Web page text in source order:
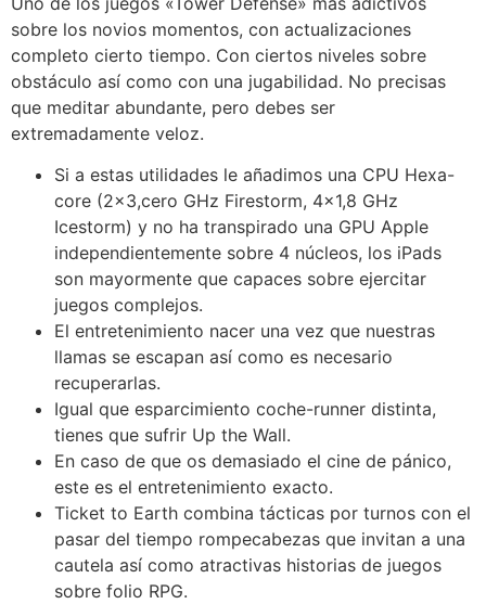
sobre los novios momentos, con actualizaciones
completo cierto tiempo. Con ciertos niveles sobre
obstáculo así­ como con una jugabilidad. No precisas
que meditar abundante, pero debes ser
extremadamente veloz.
Si a estas utilidades le añadimos una CPU Hexa-
core (2×3,cero GHz Firestorm, 4×1,8 GHz
Icestorm) y no ha transpirado una GPU Apple
independientemente sobre 4 núcleos, los iPads
son mayormente que capaces sobre ejercitar
juegos complejos.
El entretenimiento nacer una vez que nuestras
llamas se escapan así­ como es necesario
recuperarlas.
Igual que esparcimiento coche-runner distinta,
tienes que sufrir Up the Wall.
En caso de que os demasiado el cine de pánico,
este es el entretenimiento exacto.
Ticket to Earth combina tácticas por turnos con el
pasar del tiempo rompecabezas que invitan a una
cautela así­ como atractivas historias de juegos
sobre folio RPG.